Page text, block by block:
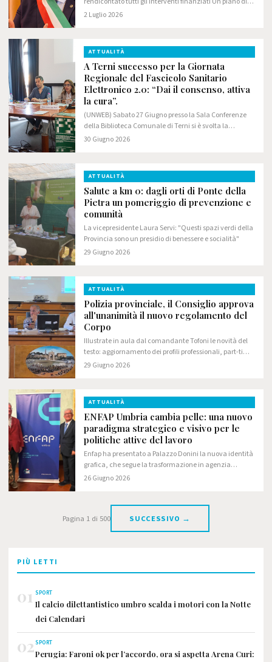
investimenti storico è stato portato a termine senza
2 Luglio 2026
ATTUALITÀ
A Terni successo per la Giornata
Regionale del Fascicolo Sanitario
Elettronico 2.0: “Dai il consenso, attiva
la cura”.
(UNWEB) Sabato 27 Giugno presso la Sala Conferenze
della Biblioteca Comunale di Terni si è svolta la
Giornata regionale del Fascicolo Sanitario Elettronico –
30 Giugno 2026
ATTUALITÀ
Salute a km 0: dagli orti di Ponte della
Pietra un pomeriggio di prevenzione e
comunità
La vicepresidente Laura Servi: "Questi spazi verdi della
Provincia sono un presidio di benessere e socialità"
29 Giugno 2026
ATTUALITÀ
Polizia provinciale, il Consiglio approva
all'unanimità il nuovo regolamento del
Corpo
Illustrate in aula dal comandante Tofoni le novità del
testo: aggiornamento dei profili professionali, part-time
sperimentale e rafforzamento delle funzioni della
29 Giugno 2026
ATTUALITÀ
ENFAP Umbria cambia pelle: una nuovo
paradigma strategico e visivo per le
politiche attive del lavoro
Enfap ha presentato a Palazzo Donini la nuova identità
grafica, che segue la trasformazione in agenzia
formativa
26 Giugno 2026
Pagina 1 di 500 SUCCESSIVO →
PIÙ LETTI
01 SPORT
Il calcio dilettantistico umbro scalda i motori con la Notte
dei Calendari
02SPORT
Perugia: Faroni ok per l’accordo, ora si aspetta Arena Curi: